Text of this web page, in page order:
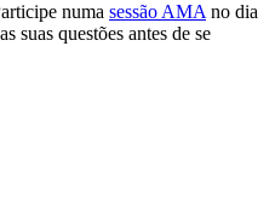
numa sessão AMA no dia
suas questões antes de se